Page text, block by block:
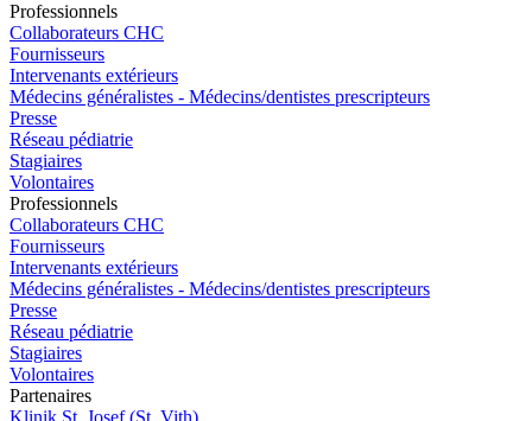
Professionnels
Collaborateurs CHC
Fournisseurs
Intervenants extérieurs
Médecins généralistes - Médecins/dentistes prescripteurs
Presse
Réseau pédiatrie
Stagiaires
Volontaires
Professionnels
Collaborateurs CHC
Fournisseurs
Intervenants extérieurs
Médecins généralistes - Médecins/dentistes prescripteurs
Presse
Réseau pédiatrie
Stagiaires
Volontaires
Partenaires